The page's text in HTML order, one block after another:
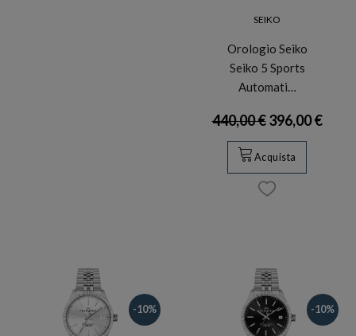
SEIKO
Orologio Seiko
Seiko 5 Sports
Automati…
440,00 €396,00 €
Acquista
-10% -10%